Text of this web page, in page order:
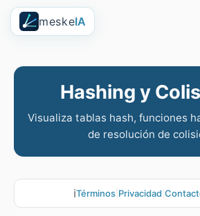
meskeIA
Hashing y
Visualiza tablas hash, funciones
de resolución de
ℹ️Términos| Privacidad